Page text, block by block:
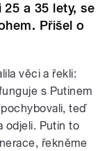
a 35 lety, se
Přišel o
věci a řekli:
s Putinem
teď
odjeli. Putin to
řekněme